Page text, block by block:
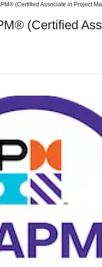
(Certified Associate in Project
(Certified